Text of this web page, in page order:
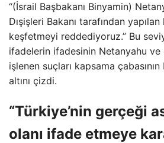
“(İsrail Başbakanı Binyamin)
Dışişleri Bakanı tarafından
keşfetmeyi reddediyoruz.” Bu
ifadelerin ifadesinin Netanyahu ve
işlenen suçları kapsama
altını çizdi.
“Türkiye’nin gerçeği
olanı ifade etmeye